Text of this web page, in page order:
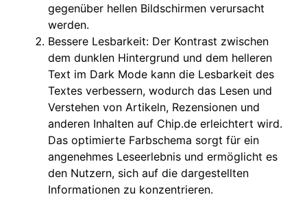
gegenüber hellen Bildschirmen verursacht
werden.
Bessere Lesbarkeit: Der Kontrast zwischen
dem dunklen Hintergrund und dem helleren
Text im Dark Mode kann die Lesbarkeit des
Textes verbessern, wodurch das Lesen und
Verstehen von Artikeln, Rezensionen und
anderen Inhalten auf Chip.de erleichtert wird.
Das optimierte Farbschema sorgt für ein
angenehmes Leseerlebnis und ermöglicht es
den Nutzern, sich auf die dargestellten
Informationen zu konzentrieren.